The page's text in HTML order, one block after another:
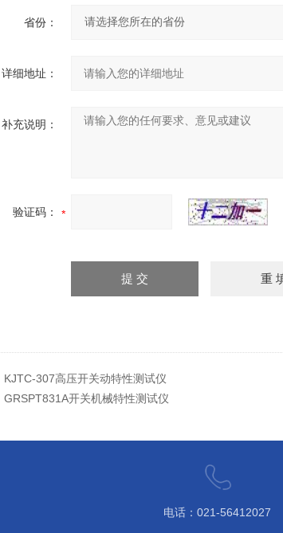
省份：
详细地址：
补充说明：
验证码：
KJTC-307高压开关动特性测试仪
GRSPT831A开关机械特性测试仪
电话：021-56412027